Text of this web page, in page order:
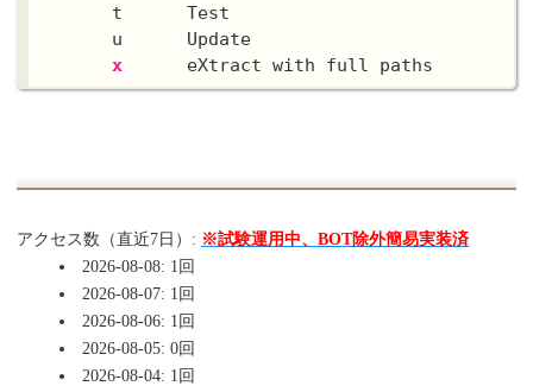
       t      Test
       u      Update
x
アクセス数（直近7日）: ※試験運用中、BOT除外簡易実装済
2026-08-08: 1回
2026-08-07: 1回
2026-08-06: 1回
2026-08-05: 0回
2026-08-04: 1回